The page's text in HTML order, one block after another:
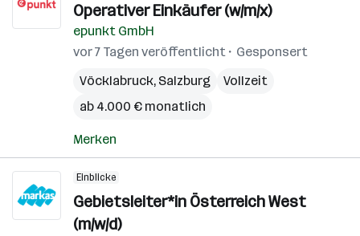
Operativer Einkäufer (w/m/x)
epunkt GmbH
vor 7 Tagen veröffentlicht
Gesponsert
Vöcklabruck, Salzburg
Vollzeit
ab 4.000 € monatlich
Merken
Einblicke
Gebietsleiter*in Österreich West
(m/w/d)